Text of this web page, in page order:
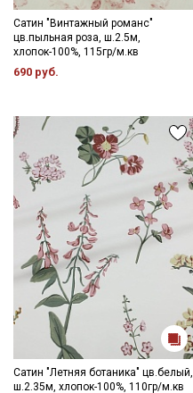
Сатин "Винтажный романс"
цв.пыльная роза, ш.2.5м,
хлопок-100%, 115гр/м.кв
690 руб.
Сатин "Летняя ботаника" цв.белый,
ш.2.35м, хлопок-100%, 110гр/м.кв